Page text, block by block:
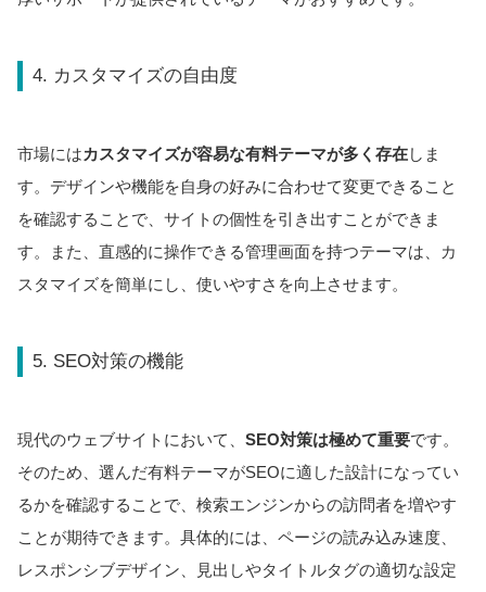
4. カスタマイズの自由度
市場にはカスタマイズが容易な有料テーマが多く存在しま
す。デザインや機能を自身の好みに合わせて変更できること
を確認することで、サイトの個性を引き出すことができま
す。また、直感的に操作できる管理画面を持つテーマは、カ
スタマイズを簡単にし、使いやすさを向上させます。
5. SEO対策の機能
現代のウェブサイトにおいて、 SEO対策は極めて重要です。
そのため、選んだ有料テーマがSEOに適した設計になってい
るかを確認することで、検索エンジンからの訪問者を増やす
ことが期待できます。具体的には、ページの読み込み速度、
レスポンシブデザイン、見出しやタイトルタグの適切な設定